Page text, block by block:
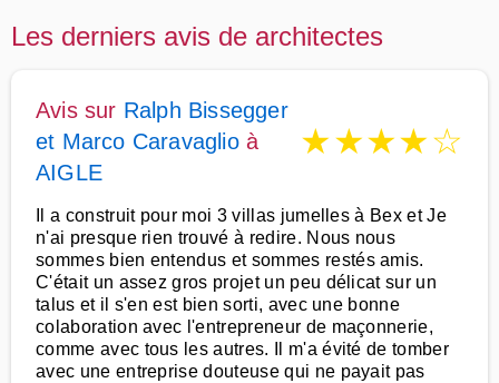
Les derniers avis de architectes
Avis sur Ralph Bissegger
et Marco Caravaglioà
AIGLE
★★★★☆
Il a construit pour moi 3 villas jumelles à Bex et Je
n'ai presque rien trouvé à redire. Nous nous
sommes bien entendus et sommes restés amis.
C'était un assez gros projet un peu délicat sur un
talus et il s'en est bien sorti, avec une bonne
colaboration avec l'entrepreneur de maçonnerie,
comme avec tous les autres. Il m'a évité de tomber
avec une entreprise douteuse qui ne payait pas